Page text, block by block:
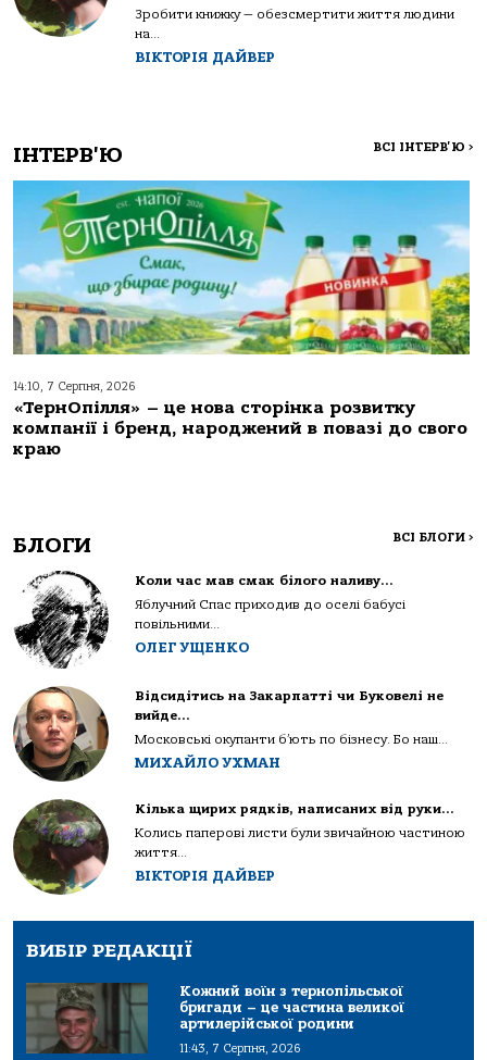
Зробити книжку — обезсмертити життя людини
на...
ВІКТОРІЯ ДАЙВЕР
ІНТЕРВ'Ю ВСІ ІНТЕРВ'Ю >
14:10, 7 Серпня, 2026
«ТернОпілля» – це нова сторінка розвитку
компанії і бренд, народжений в повазі до свого
краю
БЛОГИ ВСІ БЛОГИ >
Коли час мав смак білого наливу…
Яблучний Спас приходив до оселі бабусі
повільними...
ОЛЕГ УЩЕНКО
Відсидітись на Закарпатті чи Буковелі не
вийде…
Московські окупанти б’ють по бізнесу. Бо наш...
МИХАЙЛО УХМАН
Кілька щирих рядків, написаних від руки…
Колись паперові листи були звичайною частиною
життя...
ВІКТОРІЯ ДАЙВЕР
ВИБІР РЕДАКЦІЇ
Кожний воїн з тернопільської
бригади – це частина великої
артилерійської родини
11:43, 7 Серпня, 2026